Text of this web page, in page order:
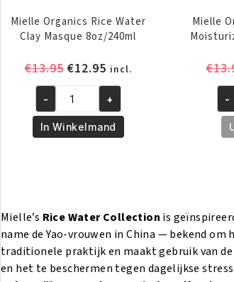
Mielle Organics Rice Water
Clay Masque 8oz/240ml
€13.95 Oorspronkelijke
was:
€13.95.
€12.95Huidige
prijs
is:
€12.95.
incl.
Mielle
Organics
Rice
aantal
- +
In Winkelmand
Mielle
€
-
Mielle’s Rice Water Collection is
name de Yao-vrouwen in China — bekend
traditionele praktijk en maakt gebruik van
en het te beschermen tegen dagelijkse